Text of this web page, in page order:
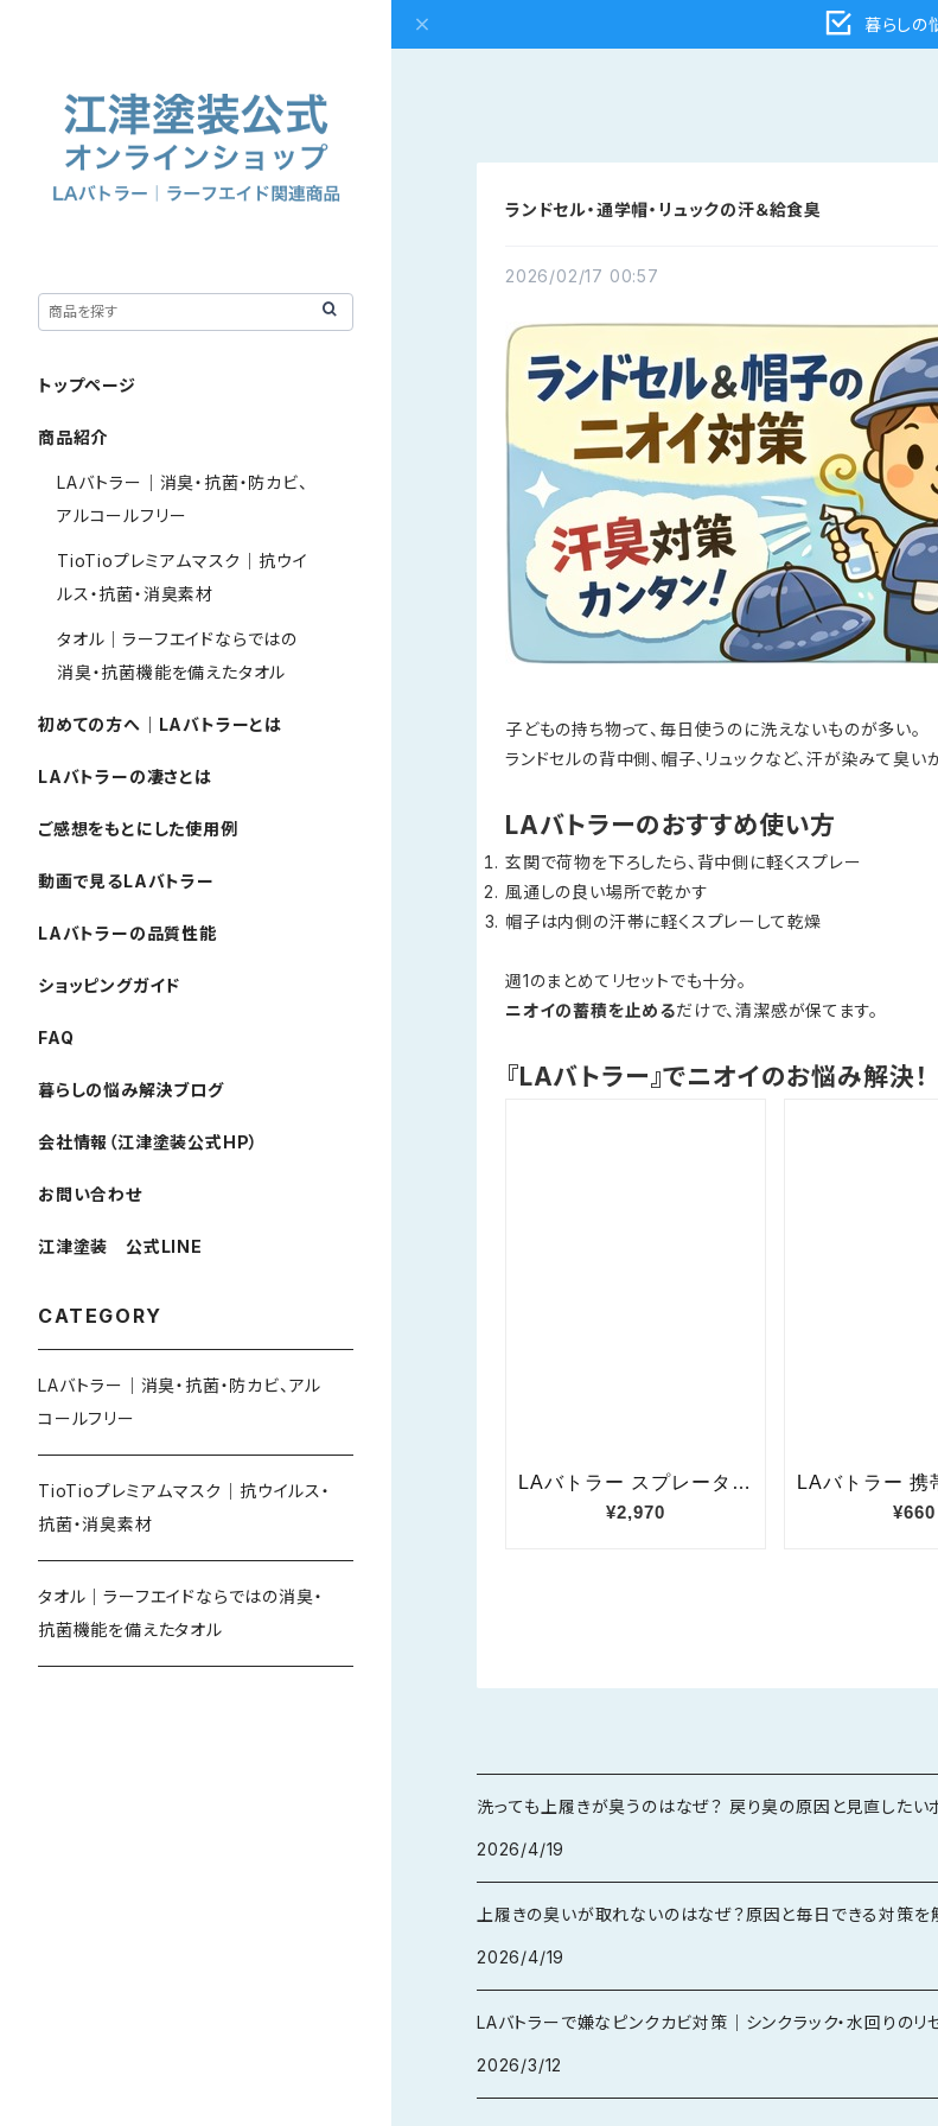
暮らしの
ランドセル・通学帽・リュックの汗＆給食臭
2026/02/17 00:57
子どもの持ち物って、毎日使うのに洗えないものが多い。
ランドセルの背中側、帽子、リュックなど、汗が染みて臭い
LAバトラーのおすすめ使い方
玄関で荷物を下ろしたら、背中側に軽くスプレー
風通しの良い場所で乾かす
帽子は内側の汗帯に軽くスプレーして乾燥
週1のまとめてリセットでも十分。
ニオイの蓄積を止めるだけで、清潔感が保てます。
『LAバトラー』でニオイのお悩み解決！
洗っても上履きが臭うのはなぜ？ 戻り臭の原因と見直したい
2026/4/19
上履きの臭いが取れないのはなぜ？原因と毎日できる対策を
2026/4/19
LAバトラーで嫌なピンクカビ対策｜シンクラック・水回りのリ
2026/3/12
トップページ
商品紹介
LAバトラー｜消臭・抗菌・防カビ、
アルコールフリー
TioTioプレミアムマスク｜抗ウイ
ルス・抗菌・消臭素材
タオル｜ラーフエイドならではの
消臭・抗菌機能を備えたタオル
初めての方へ｜LAバトラーとは
LAバトラーの凄さとは
ご感想をもとにした使用例
動画で見るLAバトラー
LAバトラーの品質性能
ショッピングガイド
FAQ
暮らしの悩み解決ブログ
会社情報（江津塗装公式HP）
お問い合わせ
江津塗装 公式LINE
CATEGORY
LAバトラー｜消臭・抗菌・防カビ、アル
コールフリー
TioTioプレミアムマスク｜抗ウイルス・
抗菌・消臭素材
タオル｜ラーフエイドならではの消臭・
抗菌機能を備えたタオル